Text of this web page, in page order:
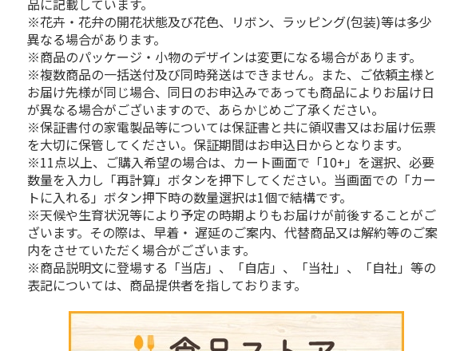
品に記載しています。
※花卉・花弁の開花状態及び花色、リボン、ラッピング(包装)等は多少
異なる場合があります。
※商品のパッケージ・小物のデザインは変更になる場合があります。
※複数商品の一括送付及び同時発送はできません。また、ご依頼主様と
お届け先様が同じ場合、同日のお申込みであっても商品によりお届け日
が異なる場合がございますので、あらかじめご了承ください。
※保証書付の家電製品等については保証書と共に領収書又はお届け伝票
を大切に保管してください。保証期間はお申込日からとなります。
※11点以上、ご購入希望の場合は、カート画面で「10+」を選択、必要
数量を入力し「再計算」ボタンを押下してください。当画面での「カー
トに入れる」ボタン押下時の数量選択は1個で結構です。
※天候や生育状況等により予定の時期よりもお届けが前後することがご
ざいます。その際は、早着・ 遅延のご案内、代替商品又は解約等のご案
内をさせていただく場合がございます。
※商品説明文に登場する「当店」、「自店」、「当社」、「自社」等の
表記については、商品提供者を指しております。